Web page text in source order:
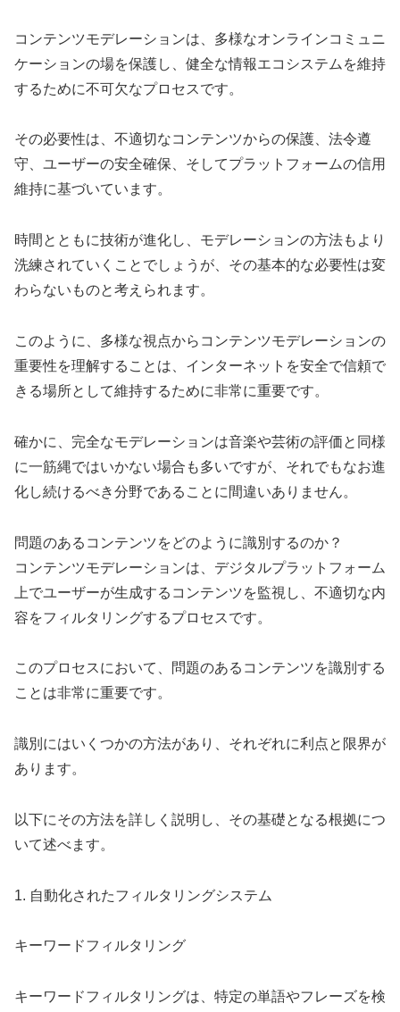
コンテンツモデレーションは、多様なオンラインコミュニ
ケーションの場を保護し、健全な情報エコシステムを維持
するために不可欠なプロセスです。
その必要性は、不適切なコンテンツからの保護、法令遵
守、ユーザーの安全確保、そしてプラットフォームの信用
維持に基づいています。
時間とともに技術が進化し、モデレーションの方法もより
洗練されていくことでしょうが、その基本的な必要性は変
わらないものと考えられます。
このように、多様な視点からコンテンツモデレーションの
重要性を理解することは、インターネットを安全で信頼で
きる場所として維持するために非常に重要です。
確かに、完全なモデレーションは音楽や芸術の評価と同様
に一筋縄ではいかない場合も多いですが、それでもなお進
化し続けるべき分野であることに間違いありません。
問題のあるコンテンツをどのように識別するのか？
コンテンツモデレーションは、デジタルプラットフォーム
上でユーザーが生成するコンテンツを監視し、不適切な内
容をフィルタリングするプロセスです。
このプロセスにおいて、問題のあるコンテンツを識別する
ことは非常に重要です。
識別にはいくつかの方法があり、それぞれに利点と限界が
あります。
以下にその方法を詳しく説明し、その基礎となる根拠につ
いて述べます。
1. 自動化されたフィルタリングシステム
キーワードフィルタリング
キーワードフィルタリングは、特定の単語やフレーズを検